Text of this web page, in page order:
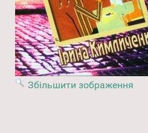
Збільшити зображення